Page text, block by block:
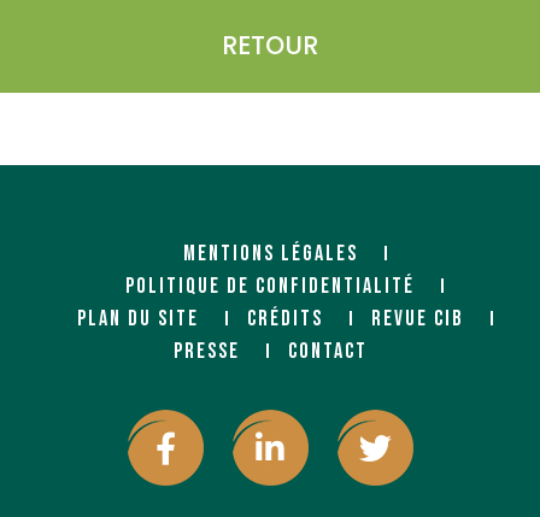
RETOUR
MENTIONS LÉGALES
POLITIQUE DE CONFIDENTIALITÉ
PLAN DU SITE
CRÉDITS
REVUE CIB
PRESSE
CONTACT